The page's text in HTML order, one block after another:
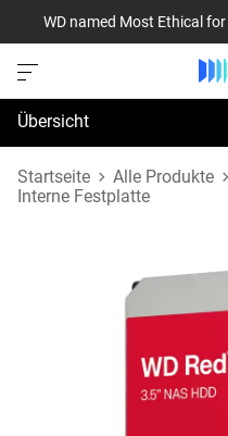
WD named Most Ethical
Übersicht
Technische Daten
Startseite Alle Produkte
Interne Festplatte